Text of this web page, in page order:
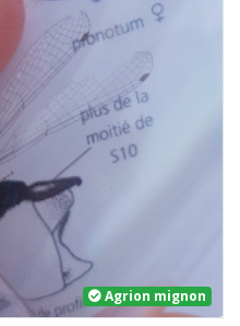
Agrion mignon